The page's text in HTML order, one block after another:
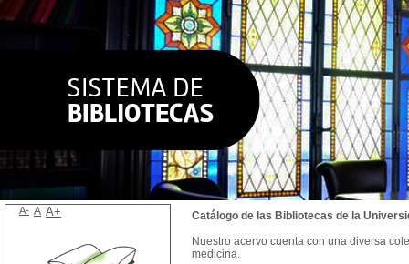
Catálogo de las Bibliotecas de la
Nuestro acervo cuenta con una diversa
medicina.
A- A A+